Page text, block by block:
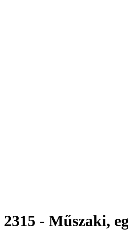
2315 - Műszaki,